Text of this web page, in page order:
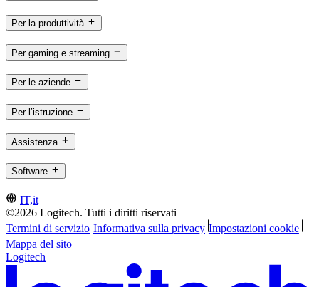
Per la produttività
Per gaming e streaming
Per le aziende
Per l’istruzione
Assistenza
Software
IT,it
©2026 Logitech. Tutti i diritti riservati
Termini di servizio Informativa sulla privacy Impostazioni cookie
Mappa del sito
Logitech